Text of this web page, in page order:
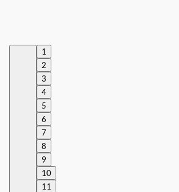
1
2
3
4
5
6
7
8
9
10
11